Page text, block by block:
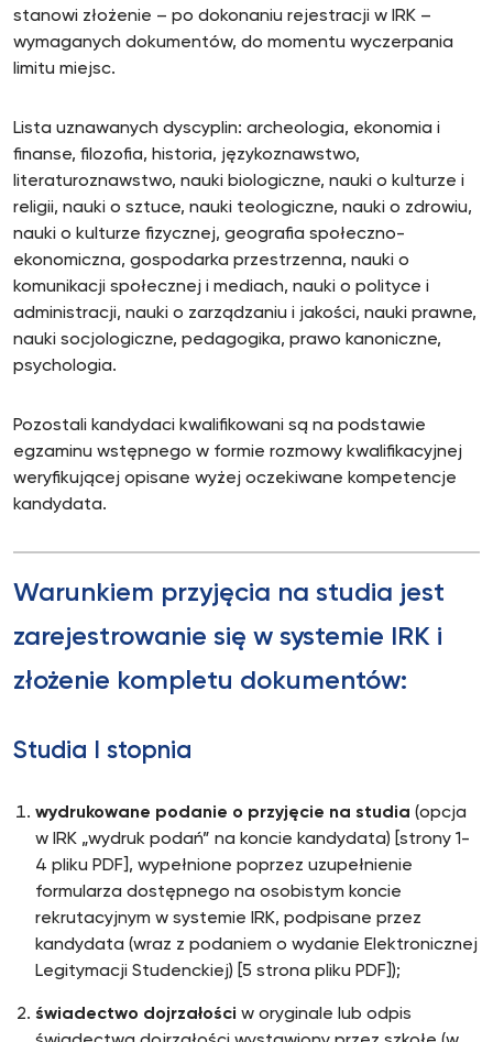
stanowi złożenie – po dokonaniu rejestracji w IRK –
wymaganych dokumentów, do momentu wyczerpania
limitu miejsc.
Lista uznawanych dyscyplin: archeologia, ekonomia i
finanse, filozofia, historia, językoznawstwo,
literaturoznawstwo, nauki biologiczne, nauki o kulturze i
religii, nauki o sztuce, nauki teologiczne, nauki o zdrowiu,
nauki o kulturze fizycznej, geografia społeczno-
ekonomiczna, gospodarka przestrzenna, nauki o
komunikacji społecznej i mediach, nauki o polityce i
administracji, nauki o zarządzaniu i jakości, nauki prawne,
nauki socjologiczne, pedagogika, prawo kanoniczne,
psychologia.
Pozostali kandydaci kwalifikowani są na podstawie
egzaminu wstępnego w formie rozmowy kwalifikacyjnej
weryfikującej opisane wyżej oczekiwane kompetencje
kandydata.
Warunkiem przyjęcia na studia jest
zarejestrowanie się w systemie IRK i
złożenie kompletu dokumentów:
Studia I stopnia
wydrukowane podanie o przyjęcie na studia (opcja
w IRK „wydruk podań” na koncie kandydata) [strony 1-
4 pliku PDF], wypełnione poprzez uzupełnienie
formularza dostępnego na osobistym koncie
rekrutacyjnym w systemie IRK, podpisane przez
kandydata (wraz z podaniem o wydanie Elektronicznej
Legitymacji Studenckiej) [5 strona pliku PDF]);
świadectwo dojrzałości w oryginale lub odpis